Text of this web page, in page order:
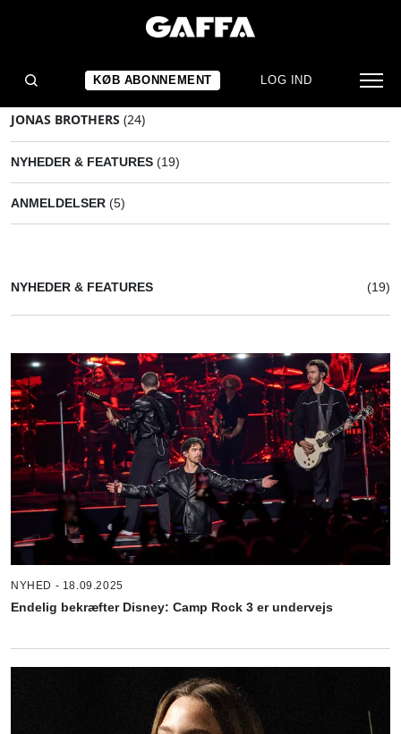
KØB ABONNEMENT LOG IND
JONAS BROTHERS (24)
NYHEDER & FEATURES (19)
ANMELDELSER (5)
NYHEDER & FEATURES (19)
NYHED - 18.09.2025
Endelig bekræfter Disney: Camp Rock 3 er undervejs